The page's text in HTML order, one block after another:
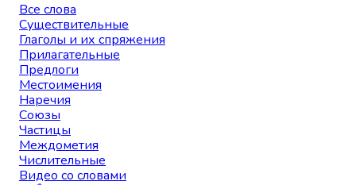
Все слова
Существительные
Глаголы и их спряжения
Прилагательные
Предлоги
Местоимения
Наречия
Союзы
Частицы
Междометия
Числительные
Видео со словами